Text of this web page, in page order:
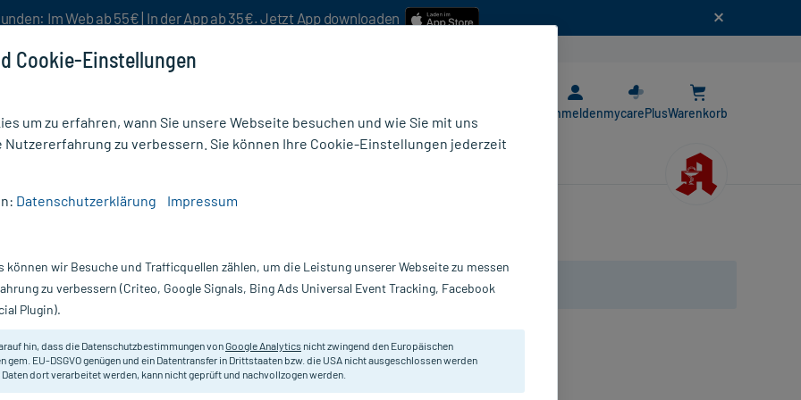
Im Web ab 55€ | In der App ab 35€. Jetzt App downloaden
AnmeldenmycarePlusWarenkorb
Nur für kurze Zeit:Gratis-Versand* ab 19€ Mindestbestellwert!
10X1 ml Homöopathisches Arzneimittel.
Darreichung:
Ampullen
Cookie-Einstellungen
um zu erfahren, wann Sie unsere Webseite besuchen und wie Sie mit uns
Nutzererfahrung zu verbessern. Sie können Ihre Cookie-Einstellungen jederzeit
Datenschutzerklärung Impressum
können wir Besuche und Trafficquellen zählen, um die Leistung unserer Webseite zu messen
zu verbessern (Criteo, Google Signals, Bing Ads Universal Event Tracking, Facebook
Plugin).
hin, dass die Datenschutzbestimmungen vonGoogle Analytics nicht zwingend den Europäischen
gem. EU-DSGVO genügen und ein Datentransfer in Drittstaaten bzw. die USA nicht ausgeschlossen werden
Daten dort verarbeitet werden, kann nicht geprüft und nachvollzogen werden.